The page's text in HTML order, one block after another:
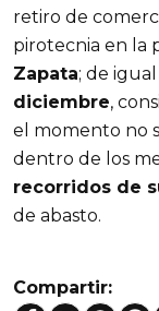
retiro de
pirotecnia en la
Zapata; de
diciembre,
el momento no
dentro de los
recorridos de
de abasto.
Compartir: